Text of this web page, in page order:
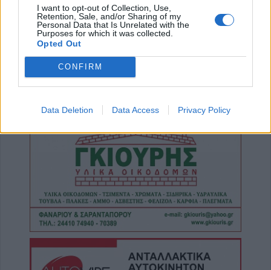
I want to opt-out of Collection, Use,
Retention, Sale, and/or Sharing of my
Personal Data that Is Unrelated with the
Purposes for which it was collected.
Opted Out
CONFIRM
Data Deletion Data Access Privacy Policy
6 Αυγούστου 2026, 19:32
Καλαμπάκα: Πυροσβέστες απεγκλώβισαν
ηλικιωμένο μετά από πτώση στη Νέα Ζωή
Τροχαίο στην Αγιά: Μοτοσικλέτα
συγκρούστηκε με νταλίκα – Στο νοσοκομείο
6 Αυγούστου 2026, 19:15
Άνω Λιόσια: Συνελήφθησαν δύο άνδρες για
τον θάνατο 72χρονου που βρέθηκε σε
6 Αυγούστου 2026, 17:50
Την Παρασκευή 7 Αυγούστου η κηδεία του
Αθανάσιου Ταξιάρχη
6 Αυγούστου 2026, 17:46
Πυρκαγιά σε γεωργική έκταση στην Κρήνη
Φαρσάλων – Μεγάλη κινητοποίηση της